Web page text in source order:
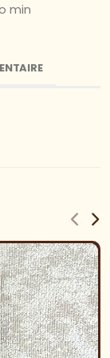
min